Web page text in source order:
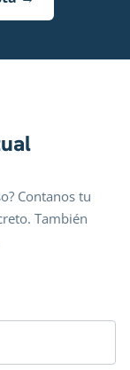
Contanos tu
También